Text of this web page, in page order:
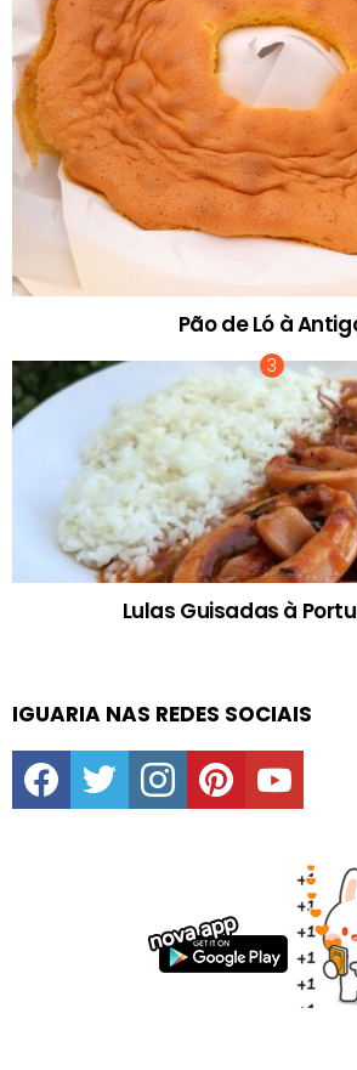
Pão de Ló à
Lulas Guisadas à
IGUARIA NAS REDES SOCIAIS
facebooktwitter instagrampinterestyoutube